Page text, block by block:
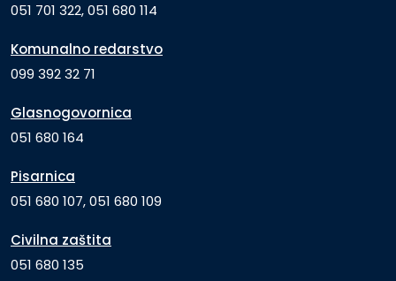
051 701 322, 051 680 114
Komunalno redarstvo
099 392 32 71
Glasnogovornica
051 680 164
Pisarnica
051 680 107, 051 680 109
Civilna zaštita
051 680 135